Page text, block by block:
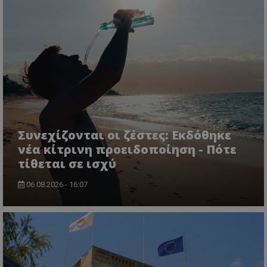
Συνεχίζονται οι ζέστες: Εκδόθηκε
νέα κίτρινη προειδοποίηση - Πότε
τίθεται σε ισχύ
06.08.2026 - 16:07
VISITOR_PRIVACY_METADATA